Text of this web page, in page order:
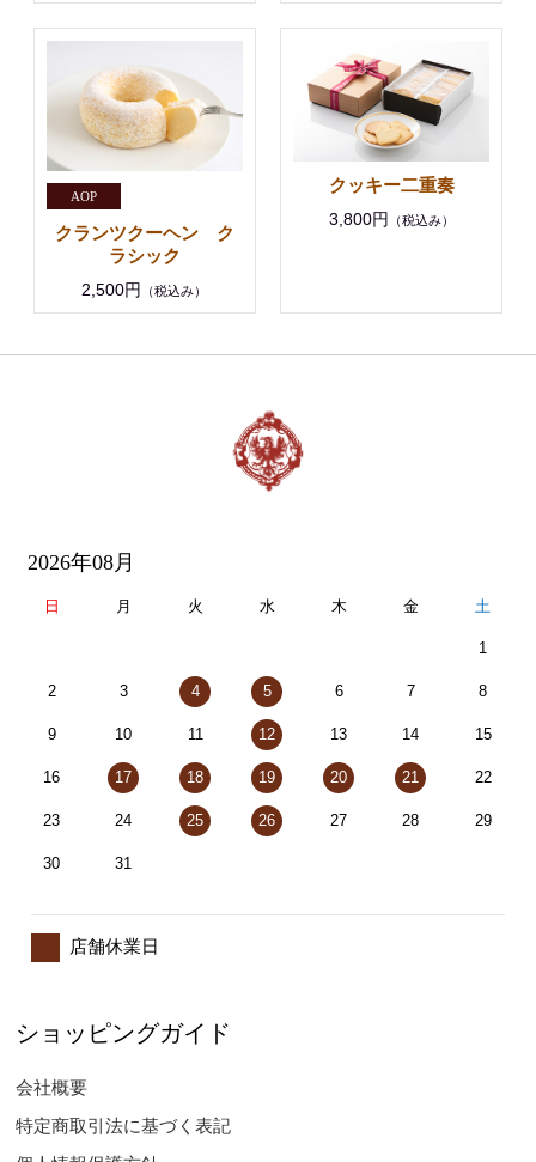
クランツクーヘン ク
ラシック
2,500円 （税込み）
クッキー二重奏
3,800円 （税込み）
2026年08月
日 月 火 水 木 金 土
1
2 3 4 5 6 7 8
9 10 11 12 13 14 15
16 17 18 19 20 21 22
23 24 25 26 27 28 29
30 31
店舗休業日
ショッピングガイド
会社概要
特定商取引法に基づく表記